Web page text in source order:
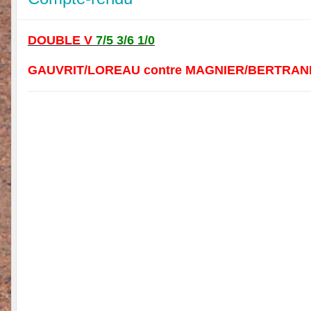
DOUBLE V 7/5 3/6 1/0
GAUVRIT/LOREAU contre MAGNIER/